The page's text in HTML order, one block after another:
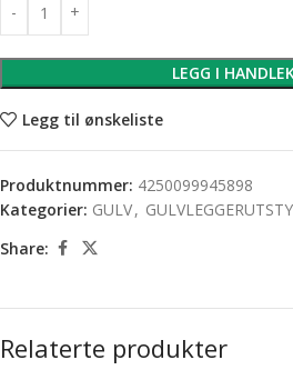
LEGG I
Legg til ønskeliste
Produktnummer: 4250099945898
Kategorier: GULV,
Share:
Relaterte produkter